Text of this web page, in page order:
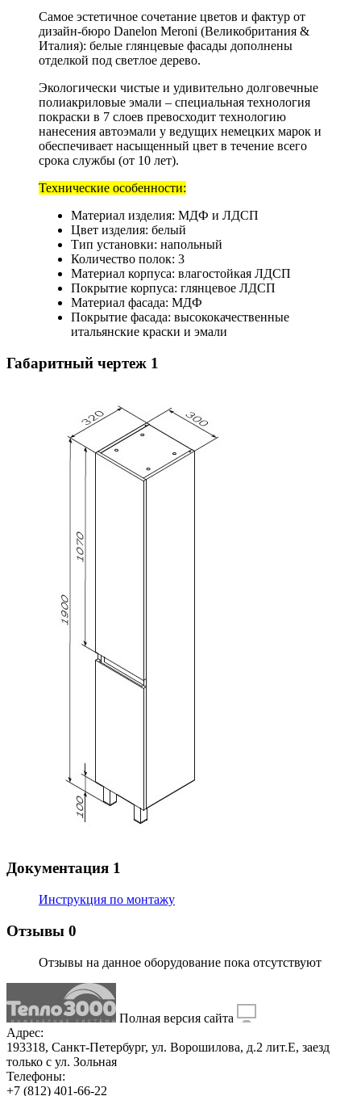
Самое эстетичное сочетание цветов и фактур от
дизайн-бюро Danelon Meroni (Великобритания &
Италия): белые глянцевые фасады дополнены
отделкой под светлое дерево.
Экологически чистые и удивительно долговечные
полиакриловые эмали – специальная технология
покраски в 7 слоев превосходит технологию
нанесения автоэмали у ведущих немецких марок и
обеспечивает насыщенный цвет в течение всего
срока службы (от 10 лет).
Технические особенности:
Материал изделия: МДФ и ЛДСП
Цвет изделия: белый
Тип установки: напольный
Количество полок: 3
Материал корпуса: влагостойкая ЛДСП
Покрытие корпуса: глянцевое ЛДСП
Материал фасада: МДФ
Покрытие фасада: высококачественные
итальянские краски и эмали
Габаритный чертеж 1
Документация 1
Инструкция по монтажу
Отзывы 0
Отзывы на данное оборудование пока отсутствуют
Полная версия сайта
Адрес:
193318, Санкт-Петербург, ул. Ворошилова, д.2 лит.Е, заезд
только с ул. Зольная
Телефоны:
+7 (812) 401-66-22